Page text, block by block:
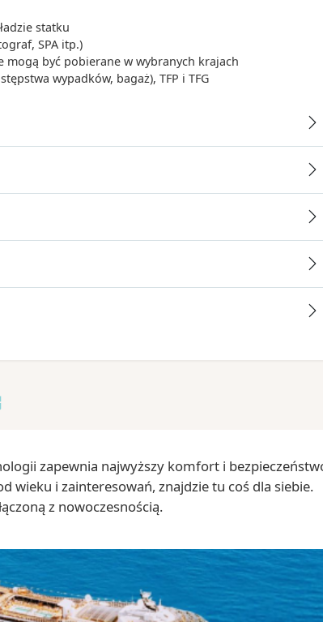
statku
SPA itp.)
być pobierane w wybranych krajach
wypadków, bagaż), TFP i TFG
zapewnia najwyższy komfort i
wieku i zainteresowań, znajdzie tu coś dla siebie.
z nowoczesnością.